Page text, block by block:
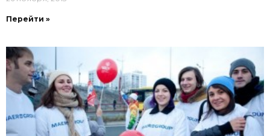
Перейти »